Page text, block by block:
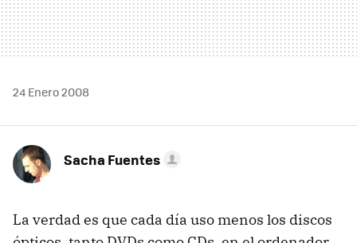
24 Enero 2008
Sacha Fuentes
La verdad es que cada día uso menos los discos